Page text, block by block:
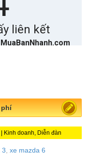
phí
| Kinh doanh, Diễn đàn
3, xe mazda 6